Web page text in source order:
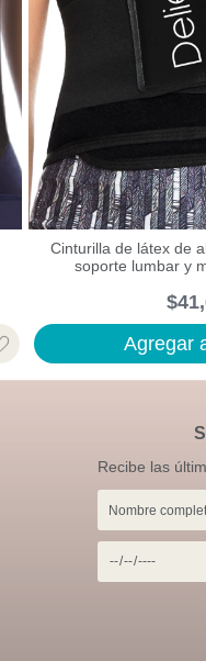
Cinturilla de látex de
soporte lumbar y
$41,
Agregar
Recibe las